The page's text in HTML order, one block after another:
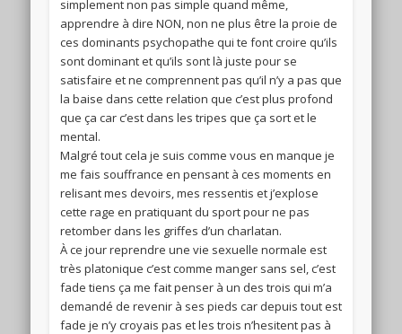
simplement non pas simple quand même,
apprendre à dire NON, non ne plus être la proie de
ces dominants psychopathe qui te font croire qu’ils
sont dominant et qu’ils sont là juste pour se
satisfaire et ne comprennent pas qu’il n’y a pas que
la baise dans cette relation que c’est plus profond
que ça car c’est dans les tripes que ça sort et le
mental.
Malgré tout cela je suis comme vous en manque je
me fais souffrance en pensant à ces moments en
relisant mes devoirs, mes ressentis et j’explose
cette rage en pratiquant du sport pour ne pas
retomber dans les griffes d’un charlatan.
À ce jour reprendre une vie sexuelle normale est
très platonique c’est comme manger sans sel, c’est
fade tiens ça me fait penser à un des trois qui m’a
demandé de revenir à ses pieds car depuis tout est
fade je n’y croyais pas et les trois n’hesitent pas à